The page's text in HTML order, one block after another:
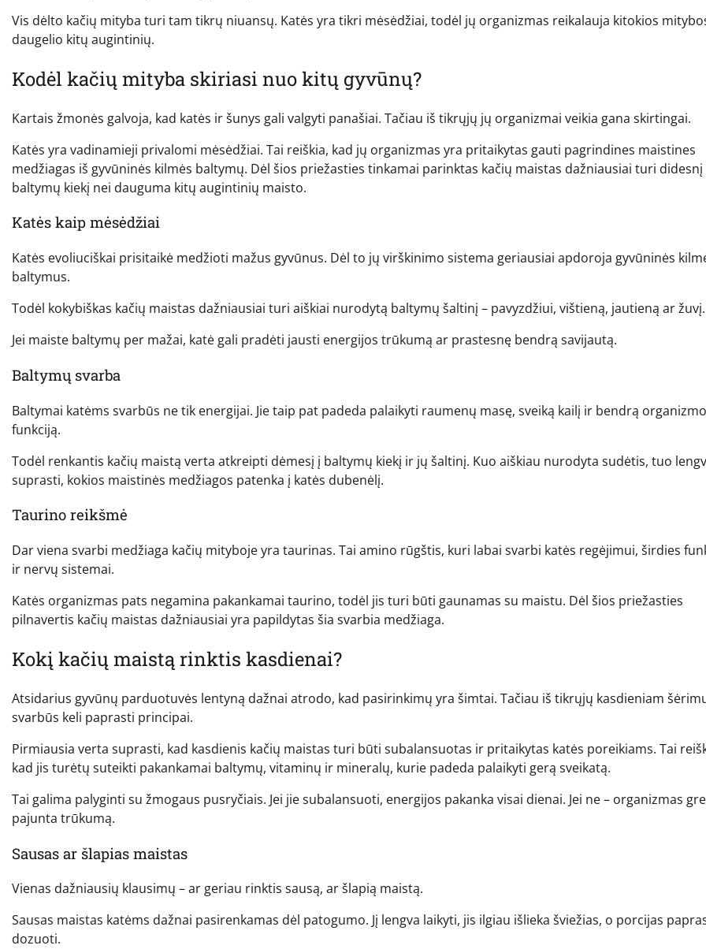
Vis dėlto kačių mityba turi tam tikrų niuansų. Katės yra tikri mėsėdžiai, todėl jų organizmas reikalauja kitokios
daugelio kitų augintinių.
Kodėl kačių mityba skiriasi nuo kitų gyvūnų?
Kartais žmonės galvoja, kad katės ir šunys gali valgyti panašiai. Tačiau iš tikrųjų jų organizmai veikia gana skirtingai.
Katės yra vadinamieji privalomi mėsėdžiai. Tai reiškia, kad jų organizmas yra pritaikytas gauti pagrindines maistines
medžiagas iš gyvūninės kilmės baltymų. Dėl šios priežasties tinkamai parinktas kačių maistas dažniausiai turi didesnį
baltymų kiekį nei dauguma kitų augintinių maisto.
Katės kaip mėsėdžiai
Katės evoliuciškai prisitaikė medžioti mažus gyvūnus. Dėl to jų virškinimo sistema geriausiai apdoroja gyvūninės
baltymus.
Todėl kokybiškas kačių maistas dažniausiai turi aiškiai nurodytą baltymų šaltinį – pavyzdžiui, vištieną, jautieną ar žuvį.
Jei maiste baltymų per mažai, katė gali pradėti jausti energijos trūkumą ar prastesnę bendrą savijautą.
Baltymų svarba
Baltymai katėms svarbūs ne tik energijai. Jie taip pat padeda palaikyti raumenų masę, sveiką kailį ir bendrą organizmo
funkciją.
Todėl renkantis kačių maistą verta atkreipti dėmesį į baltymų kiekį ir jų šaltinį. Kuo aiškiau nurodyta sudėtis, tuo
suprasti, kokios maistinės medžiagos patenka į katės dubenėlį.
Taurino reikšmė
Dar viena svarbi medžiaga kačių mityboje yra taurinas. Tai amino rūgštis, kuri labai svarbi katės regėjimui, širdies
ir nervų sistemai.
Katės organizmas pats negamina pakankamai taurino, todėl jis turi būti gaunamas su maistu. Dėl šios priežasties
pilnavertis kačių maistas dažniausiai yra papildytas šia svarbia medžiaga.
Kokį kačių maistą rinktis kasdienai?
Atsidarius gyvūnų parduotuvės lentyną dažnai atrodo, kad pasirinkimų yra šimtai. Tačiau iš tikrųjų kasdieniam
svarbūs keli paprasti principai.
Pirmiausia verta suprasti, kad kasdienis kačių maistas turi būti subalansuotas ir pritaikytas katės poreikiams. Tai
kad jis turėtų suteikti pakankamai baltymų, vitaminų ir mineralų, kurie padeda palaikyti gerą sveikatą.
Tai galima palyginti su žmogaus pusryčiais. Jei jie subalansuoti, energijos pakanka visai dienai. Jei ne – organizmas
pajunta trūkumą.
Sausas ar šlapias maistas
Vienas dažniausių klausimų – ar geriau rinktis sausą, ar šlapią maistą.
Sausas maistas katėms dažnai pasirenkamas dėl patogumo. Jį lengva laikyti, jis ilgiau išlieka šviežias, o porcijas
dozuoti.